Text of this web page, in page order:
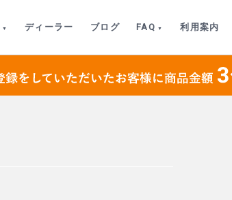
ディーラー ブログ FAQ 利用案内